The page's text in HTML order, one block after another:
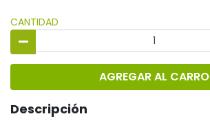
CANTIDAD
AGREGAR AL CARRO
Descripción